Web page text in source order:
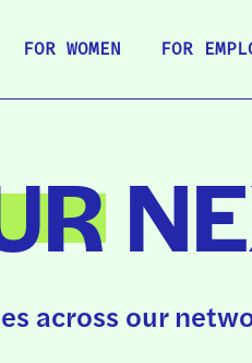
FOR WOMEN FOR
across our